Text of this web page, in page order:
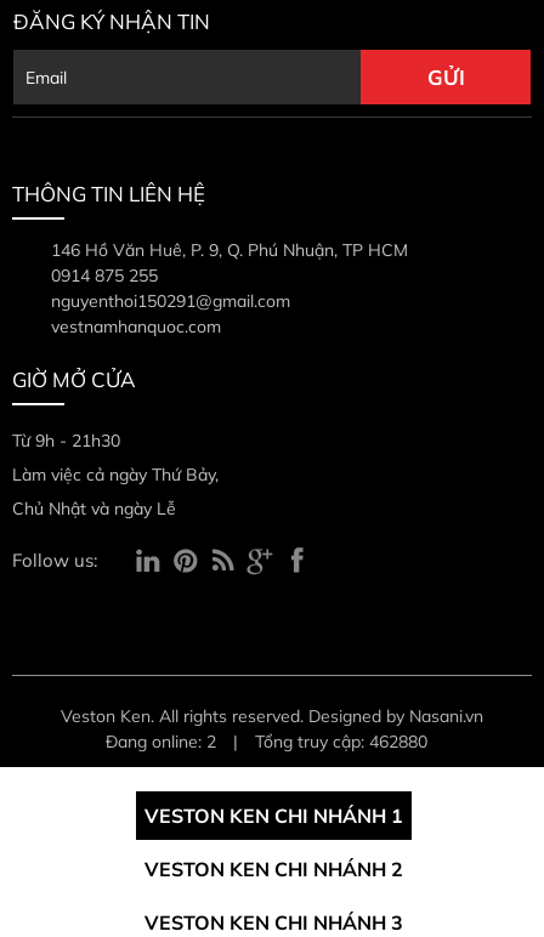
ĐĂNG KÝ NHẬN TIN
THÔNG TIN LIÊN HỆ
146 Hồ Văn Huê, P. 9, Q. Phú Nhuận, TP HCM
0914 875 255
nguyenthoi150291@gmail.com
vestnamhanquoc.com
GIỜ MỞ CỬA
Từ 9h - 21h30
Làm việc cả ngày Thứ Bảy,
Chủ Nhật và ngày Lễ
Follow us:
Veston Ken. All rights reserved. Designed by Nasani.vn
Đang online: 2
| Tổng truy cập: 462880
VESTON KEN CHI NHÁNH 1
VESTON KEN CHI NHÁNH 2
VESTON KEN CHI NHÁNH 3